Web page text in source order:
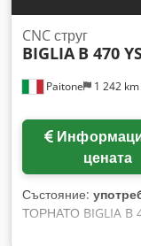
Paitone 1 242 km
CNC струг
BIGLIA B 470
Информация за
цената
Състояние:
ТОРНАТО BIGLIA
КОНТРАВРЪТАНЕ